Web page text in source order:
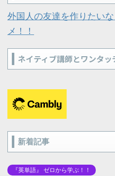
外国人の友達を作りたい
メ！！
ネイティブ講師とワンタッ
新着記事
『英単語』 ゼロから学ぶ！！